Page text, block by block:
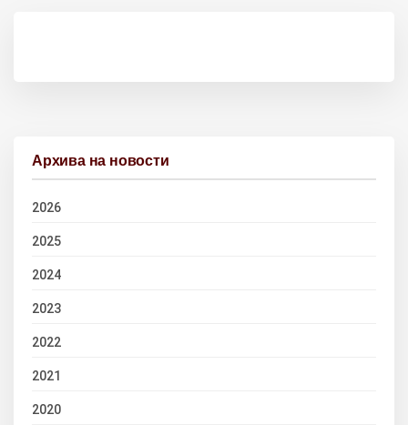
Архива на новости
2026
2025
2024
2023
2022
2021
2020